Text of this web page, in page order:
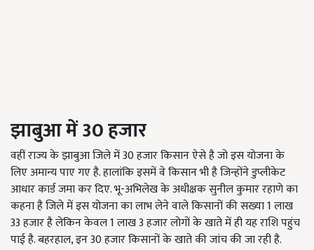
झाबुआमें30हजार
वहीं राज्य के झाबुआ जिले में 30 हजार किसान ऐसे है जो इस योजना के
लिए अमान्य पाए गए है. हालांकि इसमें वे किसान भी है जिन्होंने डुप्लीकेट
आधार कार्ड जमा कर दिए. भू-अभिलेख के अधीक्षक सुनील कुमार रहाणे का
कहना है जिले में इस योजना का लाभ लेने वाले किसानों की सख्या 1 लाख
33 हजार है लेकिन केवल 1 लाख 3 हजार लोगों के खाते में ही यह राशि पहुंच
पाई है. बहरहाल, इन 30 हजार किसानों के खाते की जांच की जा रही है.